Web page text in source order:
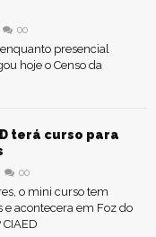
00
enquanto presencial
hoje o Censo da
terá curso para
00
o mini curso tem
e acontecera em Foz do